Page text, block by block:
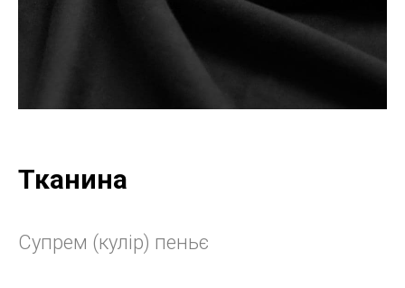
Тканина
Супрем (кулір) пеньє